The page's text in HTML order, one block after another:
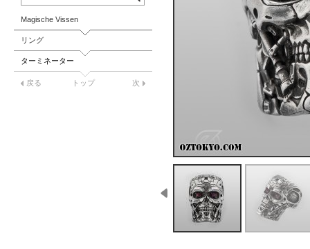
Magische Vissen
リング
ターミネーター
戻る トップ 次